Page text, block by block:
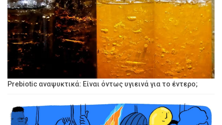
Prebiotic αναψυκτικά: Είναι όντως υγιεινά για το έντερο;